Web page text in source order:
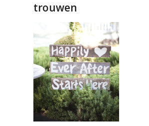
trouwen